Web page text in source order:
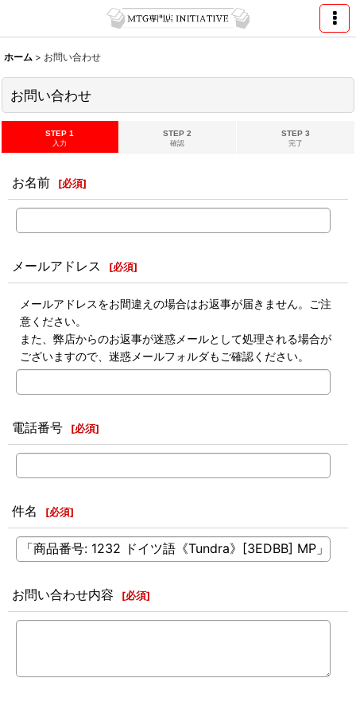
ホーム > お問い合わせ
お問い合わせ
STEP 1
入力
STEP 2
確認
STEP 3
完了
お名前 [必須]
メールアドレス [必須]
メールアドレスをお間違えの場合はお返事が届きません。ご注
意ください。
また、弊店からのお返事が迷惑メールとして処理される場合が
ございますので、迷惑メールフォルダもご確認ください。
電話番号 [必須]
件名 [必須]
お問い合わせ内容 [必須]